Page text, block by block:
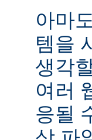
아마
템을
생각
여러
응될